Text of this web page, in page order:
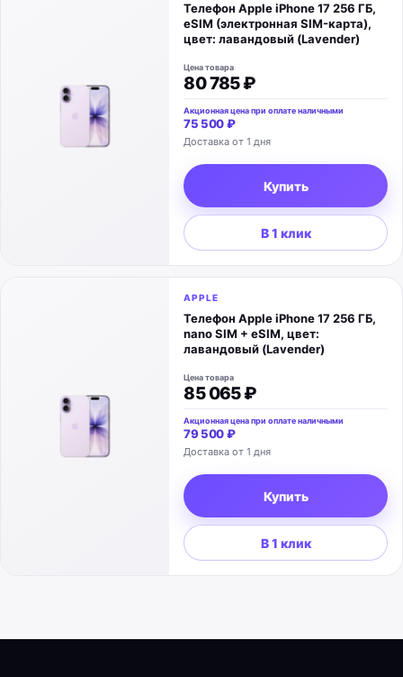
Телефон Apple iPhone 17 256 ГБ,
eSIM (электронная SIM-карта),
цвет: лавандовый (Lavender)
Цена товара
80 785 ₽
Акционная цена при оплате наличными
75 500 ₽
Доставка от 1 дня
Купить
В 1 клик
APPLE
Телефон Apple iPhone 17 256 ГБ,
nano SIM + eSIM, цвет:
лавандовый (Lavender)
Цена товара
85 065 ₽
Акционная цена при оплате наличными
79 500 ₽
Доставка от 1 дня
Купить
В 1 клик